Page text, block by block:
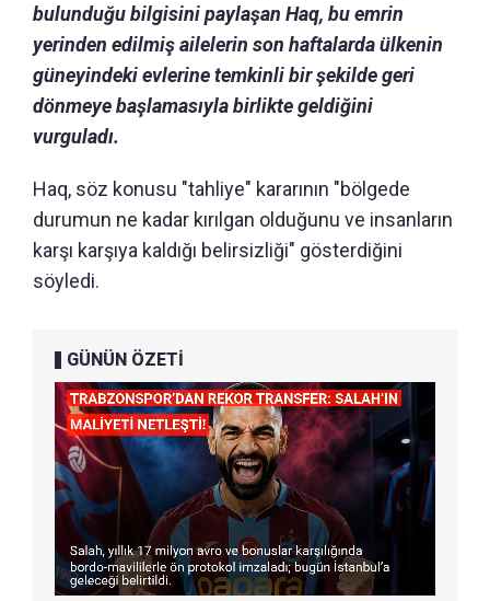
bulunduğu bilgisini paylaşan Haq, bu emrin
yerinden edilmiş ailelerin son haftalarda ülkenin
güneyindeki evlerine temkinli bir şekilde geri
dönmeye başlamasıyla birlikte geldiğini
vurguladı.
Haq, söz konusu "tahliye" kararının "bölgede
durumun ne kadar kırılgan olduğunu ve insanların
karşı karşıya kaldığı belirsizliği" gösterdiğini
söyledi.
GÜNÜN ÖZETİ